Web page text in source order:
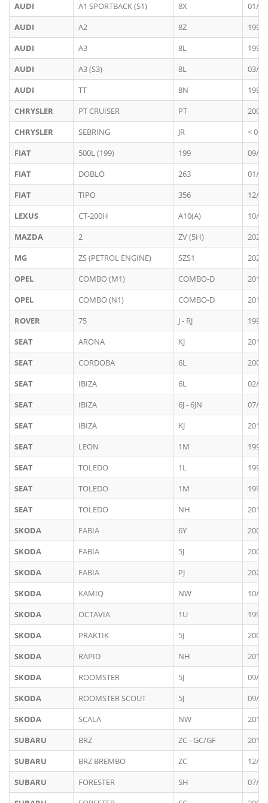
AUDI
A1 SPORTBACK (S1) 8X
01/
AUDI
A2 8Z
1999
AUDI
A3 8L
1996
AUDI
A3 (S3) 8L
03/
AUDI
TT 8N
1998
CHRYSLER
PT CRUISER PT
2000
CHRYSLER
SEBRING JR
< 05/
FIAT
500L (199) 199
09/
FIAT
DOBLO 263
01/
FIAT
TIPO 356
12/
LEXUS
CT-200H A10(A)
10/
MAZDA
2 ZV (5H)
2021
MG
ZS (PETROL ENGINE) SZS1
2021
OPEL
COMBO (M1) COMBO-D
2012
OPEL
COMBO (N1) COMBO-D
2012
ROVER
75 J - RJ
1999
SEAT
ARONA KJ
2018
SEAT
CORDOBA 6L
2002
SEAT
IBIZA 6L
02/
SEAT
IBIZA 6J - 6JN
07/
SEAT
IBIZA KJ
2017
SEAT
LEON 1M
1999
SEAT
TOLEDO 1L
1991
SEAT
TOLEDO 1M
1999
SEAT
TOLEDO NH
2013
SKODA
FABIA 6Y
2000
SKODA
FABIA 5J
2007
SKODA
FABIA PJ
2021
SKODA
KAMIQ NW
10/
SKODA
OCTAVIA 1U
1996
SKODA
PRAKTIK 5J
2008
SKODA
RAPID NH
2013
SKODA
ROOMSTER 5J
09/
SKODA
ROOMSTER SCOUT 5J
09/
SKODA
SCALA NW
2019
SUBARU
BRZ ZC - GC/GF
2012
SUBARU
BRZ BREMBO ZC
12/
SUBARU
FORESTER SH
07/